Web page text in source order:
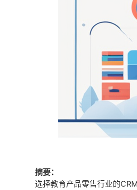
摘要：
选择教育产品零售行业的